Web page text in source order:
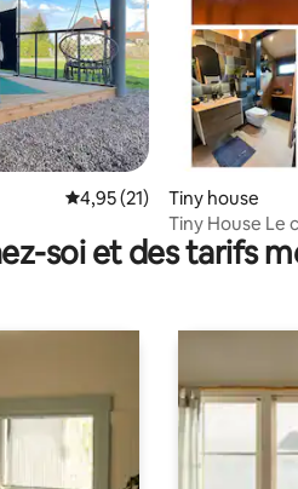
commentaires : 4,98 sur 5
Évaluation moyenne sur la
4,95 (21)
Tiny house
Tiny House Le chalet
compris
soi et des tarifs